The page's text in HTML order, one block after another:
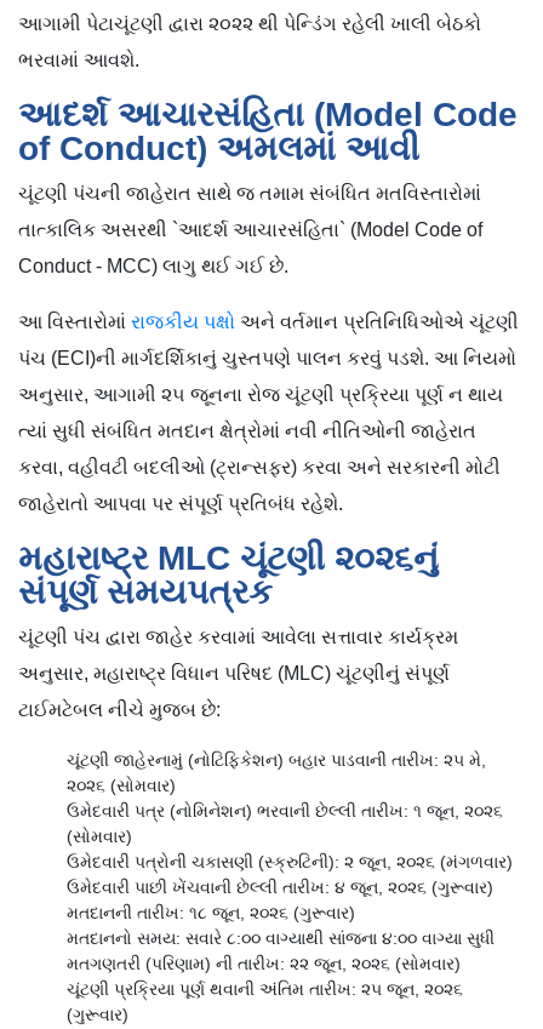
આગામી પેટાચૂંટણી દ્વારા ૨૦૨૨ થી પેન્ડિંગ રહેલી ખાલી બેઠકો
ભરવામાં આવશે.
આદર્શ આચારસંહિતા (Model Code
of Conduct) અમલમાં આવી
ચૂંટણી પંચની જાહેરાત સાથે જ તમામ સંબંધિત મતવિસ્તારોમાં
તાત્કાલિક અસરથી `આદર્શ આચારસંહિતા` (Model Code of
Conduct - MCC) લાગુ થઈ ગઈ છે.
આ વિસ્તારોમાં રાજકીય પક્ષો અને વર્તમાન પ્રતિનિધિઓએ ચૂંટણી
પંચ (ECI)ની માર્ગદર્શિકાનું ચુસ્તપણે પાલન કરવું પડશે. આ નિયમો
અનુસાર, આગામી ૨૫ જૂનના રોજ ચૂંટણી પ્રક્રિયા પૂર્ણ ન થાય
ત્યાં સુધી સંબંધિત મતદાન ક્ષેત્રોમાં નવી નીતિઓની જાહેરાત
કરવા, વહીવટી બદલીઓ (ટ્રાન્સફર) કરવા અને સરકારની મોટી
જાહેરાતો આપવા પર સંપૂર્ણ પ્રતિબંધ રહેશે.
મહારાષ્ટ્ર MLC ચૂંટણી ૨૦૨૬નું
સંપૂર્ણ સમયપત્રક
ચૂંટણી પંચ દ્વારા જાહેર કરવામાં આવેલા સત્તાવાર કાર્યક્રમ
અનુસાર, મહારાષ્ટ્ર વિધાન પરિષદ (MLC) ચૂંટણીનું સંપૂર્ણ
ટાઈમટેબલ નીચે મુજબ છે:
ચૂંટણી જાહેરનામું (નોટિફિકેશન) બહાર પાડવાની તારીખ: ૨૫ મે,
૨૦૨૬ (સોમવાર)
ઉમેદવારી પત્ર (નોમિનેશન) ભરવાની છેલ્લી તારીખ: ૧ જૂન, ૨૦૨૬
(સોમવાર)
ઉમેદવારી પત્રોની ચકાસણી (સ્ક્રુટિની): ૨ જૂન, ૨૦૨૬ (મંગળવાર)
ઉમેદવારી પાછી ખેંચવાની છેલ્લી તારીખ: ૪ જૂન, ૨૦૨૬ (ગુરૂવાર)
મતદાનની તારીખ: ૧૮ જૂન, ૨૦૨૬ (ગુરૂવાર)
મતદાનનો સમય: સવારે ૮:૦૦ વાગ્યાથી સાંજના ૪:૦૦ વાગ્યા સુધી
મતગણતરી (પરિણામ) ની તારીખ: ૨૨ જૂન, ૨૦૨૬ (સોમવાર)
ચૂંટણી પ્રક્રિયા પૂર્ણ થવાની અંતિમ તારીખ: ૨૫ જૂન, ૨૦૨૬
(ગુરૂવાર)